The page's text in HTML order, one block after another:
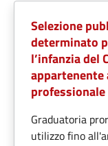
Selezione
determinato
l’infanzia del
appartenente
Graduatoria
utilizzo fino